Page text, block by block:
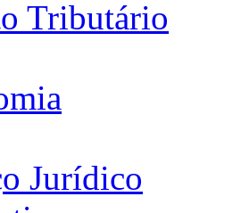
Tributário
Jurídico